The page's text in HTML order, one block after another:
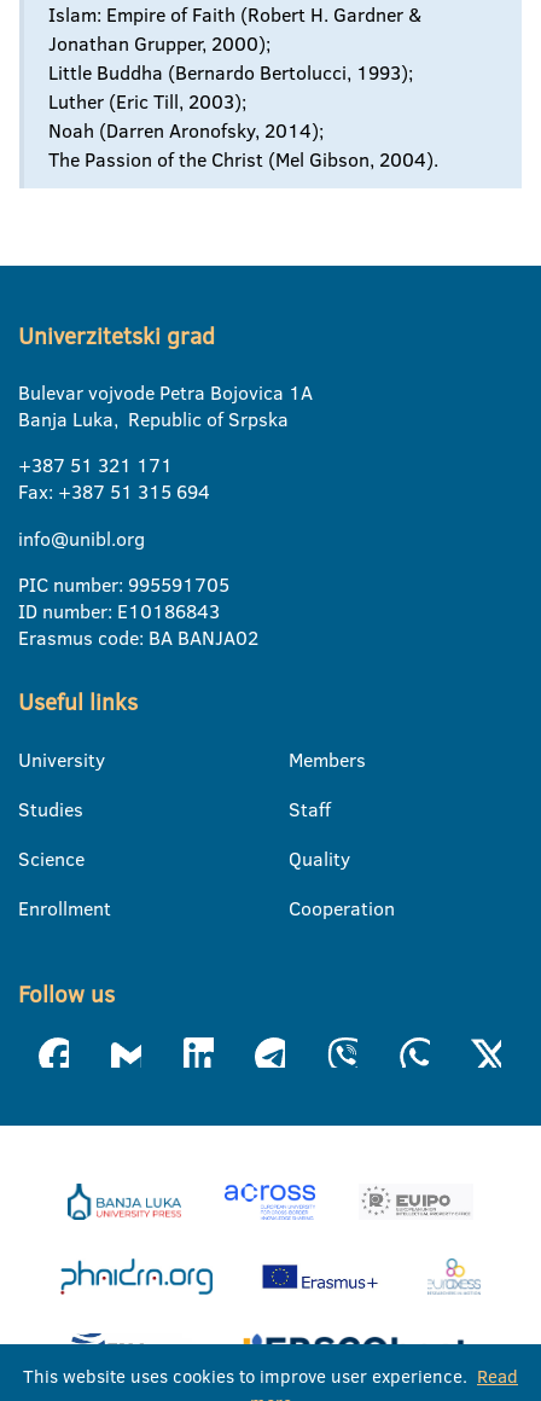
Islam: Empire of Faith (Robert H. Gardner &
Jonathan Grupper, 2000);
Little Buddha (Bernardo Bertolucci, 1993);
Luther (Eric Till, 2003);
Noah (Darren Aronofsky, 2014);
The Passion of the Christ (Mel Gibson, 2004).
Univerzitetski grad
Bulevar vojvode Petra Bojovica 1A
Banja Luka, Republic of Srpska
+387 51 321 171
Fax: +387 51 315 694
info@unibl.org
PIC number: 995591705
ID number: E10186843
Erasmus code: BA BANJA02
Useful links
University
Studies
Science
Enrollment
Members
Staff
Quality
Cooperation
Follow us
This website uses cookies to improve user experience. Read